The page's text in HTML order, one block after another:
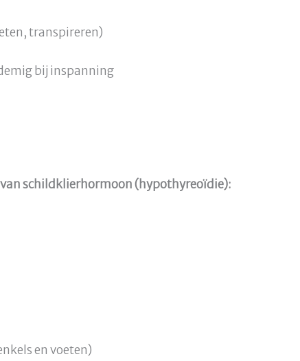
transpireren)
bij inspanning
schildklierhormoon (hypothyreoïdie):
en voeten)